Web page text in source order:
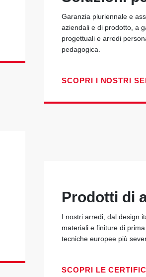
Garanzia pluriennale e
aziendali e di prodotto, a
progettuali e arredi
pedagogica.
SCOPRI I NOSTRI
Prodotti di
I nostri arredi, dal design
materiali e finiture di
tecniche europee più
SCOPRI LE